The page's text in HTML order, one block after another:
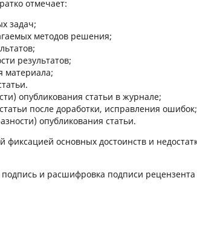
отмечает:
задач;
методов решения;
результатов;
материала;
опубликования статьи в журнале;
после доработки, исправления ошибок;
опубликования статьи.
фиксацией основных достоинств и
подпись и расшифровка подписи